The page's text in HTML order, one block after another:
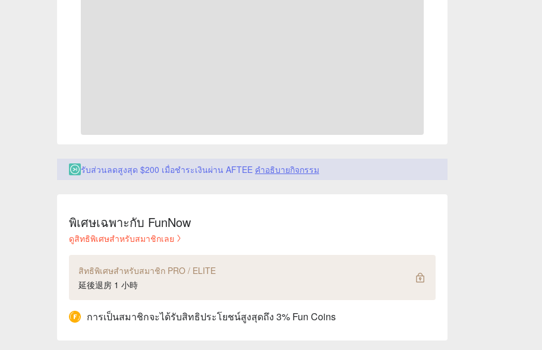
รับส่วนลดสูงสุด $200 เมื่อชำระเงินผ่าน AFTEE คำอธิบายกิจกรรม
พิเศษเฉพาะกับ FunNow
ดูสิทธิพิเศษสำหรับสมาชิกเลย
สิทธิพิเศษสำหรับสมาชิก PRO / ELITE
延後退房 1 小時
การเป็นสมาชิกจะได้รับสิทธิประโยชน์สูงสุดถึง 3% Fun Coins